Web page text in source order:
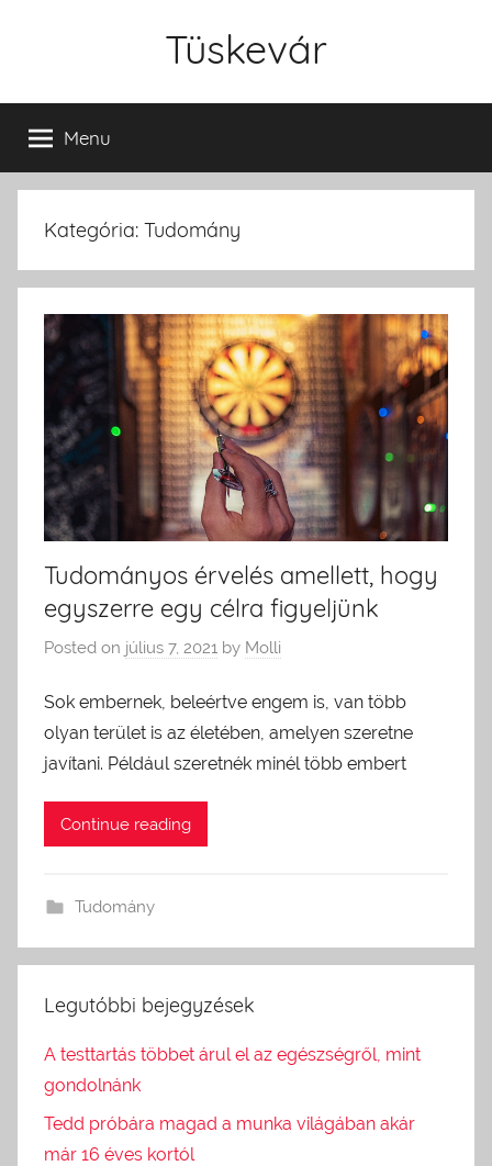
Tüskevár
Menu
Kategória: Tudomány
Tudományos érvelés amellett, hogy
egyszerre egy célra figyeljünk
Posted on július 7, 2021 by Molli
Sok embernek, beleértve engem is, van több
olyan terület is az életében, amelyen szeretne
javítani. Például szeretnék minél több embert
Continue reading
Tudomány
Legutóbbi bejegyzések
A testtartás többet árul el az egészségről, mint
gondolnánk
Tedd próbára magad a munka világában akár
már 16 éves kortól